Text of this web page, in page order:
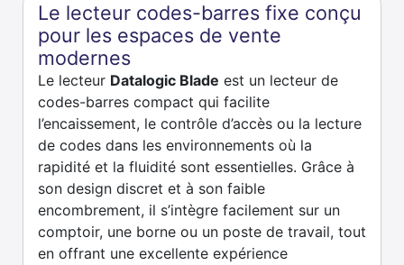
Le lecteur codes-barres fixe conçu
pour les espaces de vente
modernes
Le lecteur Datalogic Blade est un lecteur de
codes-barres compact qui facilite
l’encaissement, le contrôle d’accès ou la lecture
de codes dans les environnements où la
rapidité et la fluidité sont essentielles. Grâce à
son design discret et à son faible
encombrement, il s’intègre facilement sur un
comptoir, une borne ou un poste de travail, tout
en offrant une excellente expérience